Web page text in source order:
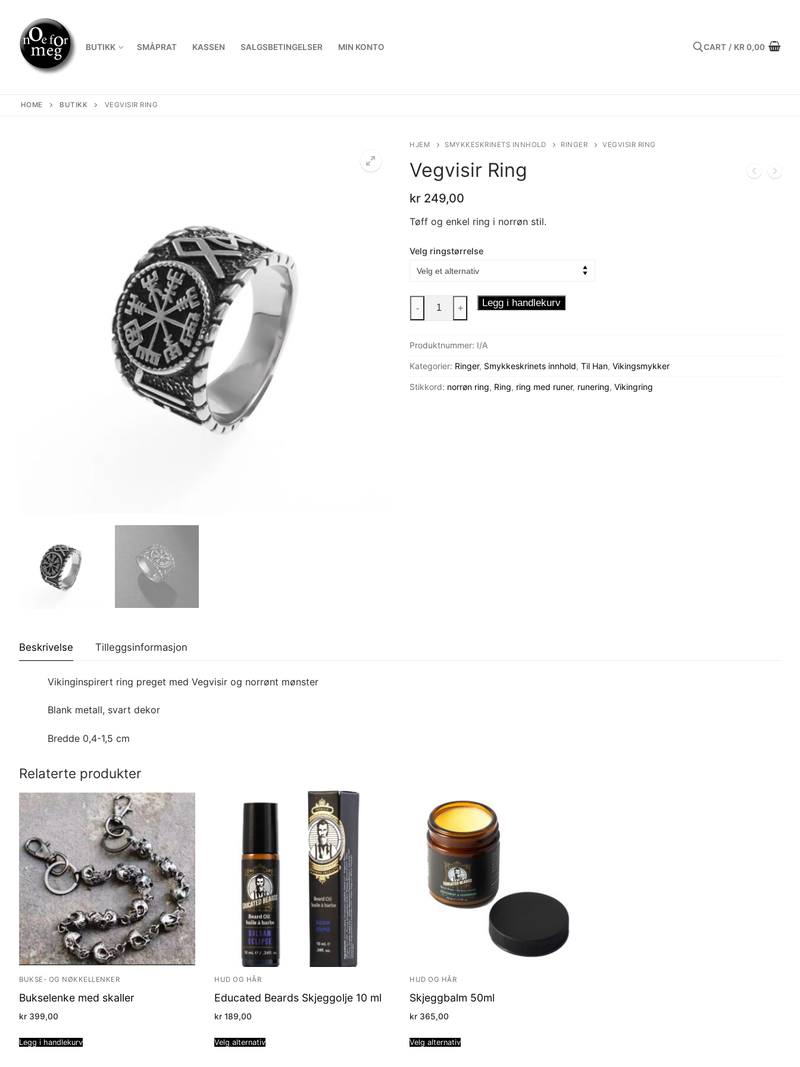
content
BUTIKK SMÅPRAT KASSEN SALGSBETINGELSER MIN KONTO CART / KR 0,00
HOME BUTIKK VEGVISIR RING
HJEM SMYKKESKRINETS INNHOLD RINGER VEGVISIR RING
Vegvisir Ring
kr 249,00
Tøff og enkel ring i norrøn stil.
Velg ringstørrelse
Vegvisir
Ring
- + Legg i handlekurv
Produktnummer: I/A
Kategorier: Ringer, Smykkeskrinets innhold, Til Han, Vikingsmykker
Stikkord: norrøn ring, Ring, ring med runer, runering, Vikingring
Beskrivelse Tilleggsinformasjon
Vikinginspirert ring preget med Vegvisir og norrønt mønster
Blank metall, svart dekor
Bredde 0,4-1,5 cm
Relaterte produkter
BUKSE- OG NØKKELLENKER
Bukselenke med skaller
kr 399,00
Legg i handlekurv
HUD OG HÅR
Educated Beards Skjeggolje 10 ml
kr 189,00
Velg alternativ
HUD OG HÅR
Skjeggbalm 50ml
kr 365,00
Velg alternativ